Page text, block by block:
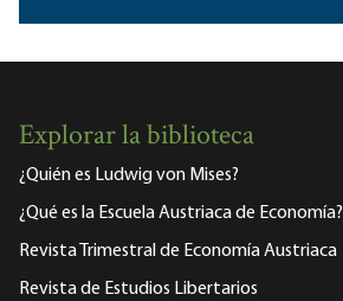
Explorar la biblioteca
¿Quién es Ludwig von Mises?
¿Qué es la Escuela Austriaca de Economía?
Revista Trimestral de Economía Austriaca
Revista de Estudios Libertarios